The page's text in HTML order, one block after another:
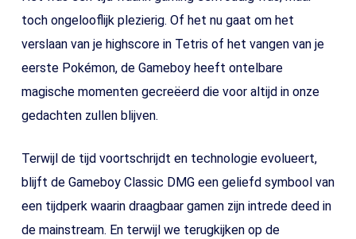
toch ongelooflijk plezierig. Of het nu gaat om het
verslaan van je highscore in Tetris of het vangen van je
eerste Pokémon, de Gameboy heeft ontelbare
magische momenten gecreëerd die voor altijd in onze
gedachten zullen blijven.
Terwijl de tijd voortschrijdt en technologie evolueert,
blijft de Gameboy Classic DMG een geliefd symbool van
een tijdperk waarin draagbaar gamen zijn intrede deed in
de mainstream. En terwijl we terugkijken op de